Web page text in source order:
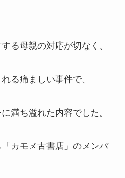
る母親の対応が切なく、
る痛ましい事件で、
満ち溢れた内容でした。
カモメ古書店」のメンバ